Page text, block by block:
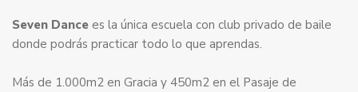
Seven Dance es la única escuela con club privado de baile
donde podrás practicar todo lo que aprendas.
Más de 1.000m2 en Gracia y 450m2 en el Pasaje de